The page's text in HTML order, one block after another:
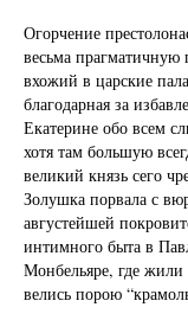
Огорчение
весьма прагматичную
вхожий в царские
благодарная за
Екатерине обо всем
хотя там большую
великий князь сего
Золушка порвала с
августейшей
интимного быта в
Монбельяре, где
велись порою